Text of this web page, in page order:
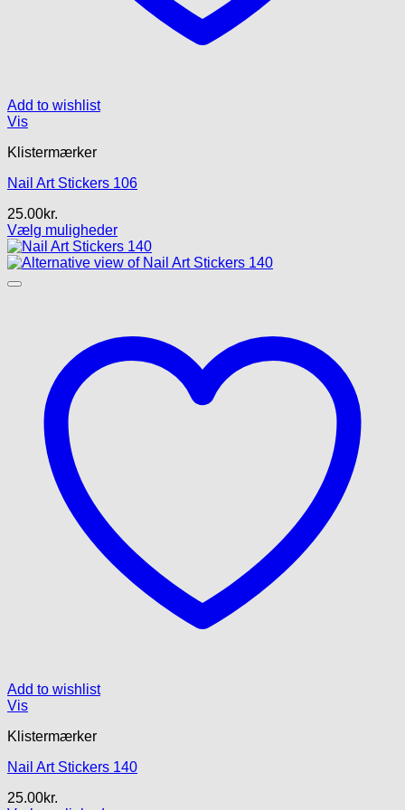
Add to wishlist
Vis
Klistermærker
Nail Art Stickers 106
25.00kr.
Vælg muligheder
Dette
vare
har
varesiden
Add to wishlist
Vis
Klistermærker
Nail Art Stickers 140
25.00kr.